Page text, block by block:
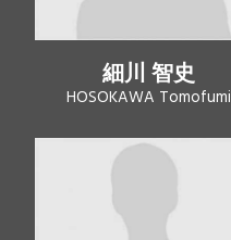
細川 智史
HOSOKAWA Tomofumi